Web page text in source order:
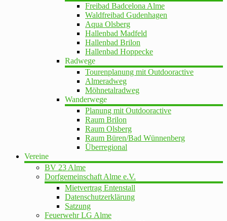
Freibad Badcelona Alme
Waldfreibad Gudenhagen
Aqua Olsberg
Hallenbad Madfeld
Hallenbad Brilon
Hallenbad Hoppecke
Radwege
Tourenplanung mit Outdooractive
Almeradweg
Möhnetalradweg
Wanderwege
Planung mit Outdooractive
Raum Brilon
Raum Olsberg
Raum Büren/Bad Wünnenberg
Überregional
Vereine
BV 23 Alme
Dorfgemeinschaft Alme e.V.
Mietvertrag Entenstall
Datenschutzerklärung
Satzung
Feuerwehr LG Alme